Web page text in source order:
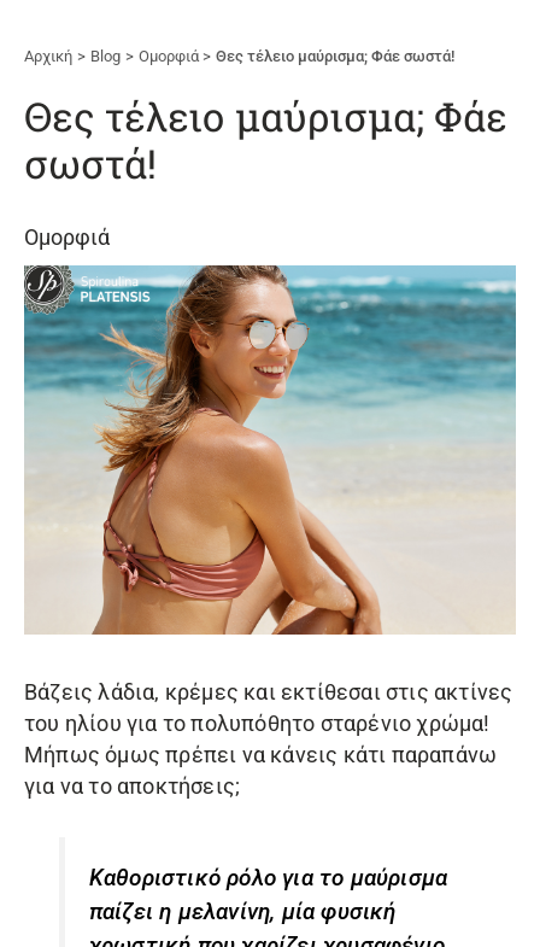
Αρχική Blog Ομορφιά Θες τέλειο μαύρισμα; Φάε σωστά!
Θες τέλειο μαύρισμα; Φάε
σωστά!
Ομορφιά
Βάζεις λάδια, κρέμες και εκτίθεσαι στις ακτίνες
του ηλίου για το πολυπόθητο σταρένιο χρώμα!
Μήπως όμως πρέπει να κάνεις κάτι παραπάνω
για να το αποκτήσεις;
Καθοριστικό ρόλο για το μαύρισμα
παίζει η μελανίνη, μία φυσική